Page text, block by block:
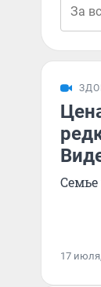
Семье
17